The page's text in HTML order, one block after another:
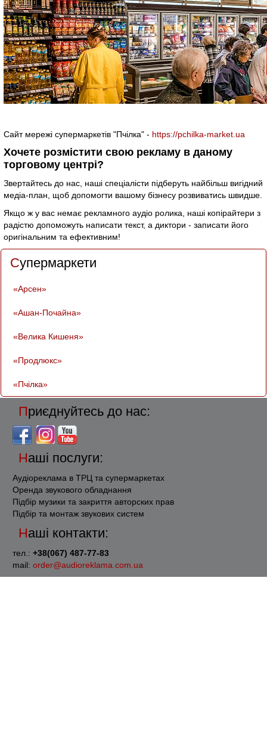
Сайт мережі супермаркетів "Пчілка" - https://pchilka-market.ua
Хочете розмістити свою рекламу в даному
торговому центрі?
Звертайтесь до нас, наші спеціалісти підберуть найбільш вигідний
медіа-план, щоб допомогти вашому бізнесу розвиватись швидше.
Якщо ж у вас немає рекламного аудіо ролика, наші копірайтери з
радістю допоможуть написати текст, а диктори - записати його
оригінальним та ефективним!
Супермаркети
«Арсен»
«Ашан-Почайна»
«Велика Кишеня»
«Продлюкс»
«Пчілка»
Приєднуйтесь до нас:
Наші послуги:
Аудіореклама в ТРЦ та супермаркетах
Оренда звукового обладнання
Підбір музики та закриття авторских прав
Підбір та монтаж звукових систем
Наші контакти:
тел.: +38(067) 487-77-83
mail: order@audioreklama.com.ua